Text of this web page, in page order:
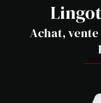
Achat,